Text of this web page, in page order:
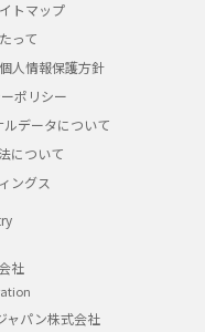
トマップ
って
個人情報保護方針
ポリシー
データについて
について
ングス
社
ャパン株式会社